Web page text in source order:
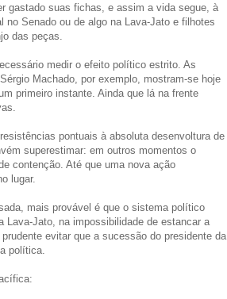
gastado suas fichas, e assim a vida segue, à
no Senado ou de algo na Lava-Jato e filhotes
das peças.
medir o efeito político estrito. As
Machado, por exemplo, mostram-se hoje
primeiro instante. Ainda que lá na frente
pontuais à absoluta desenvoltura de
superestimar: em outros momentos o
contenção. Até que uma nova ação
lugar.
mais provável é que o sistema político
Lava-Jato, na impossibilidade de estancar a
evitar que a sucessão do presidente da
política.